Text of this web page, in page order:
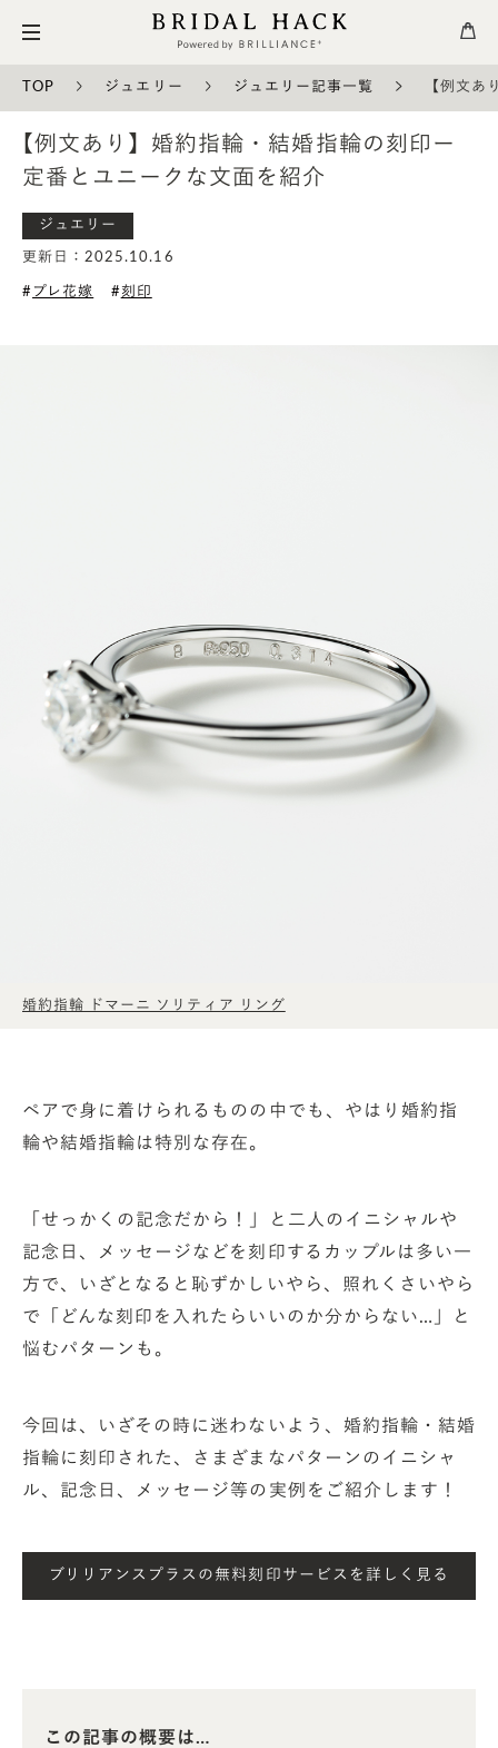
TOP ジュエリー ジュエリー記事一覧 【例文あ
【例文あり】婚約指輪・結婚指輪の刻印ー
定番とユニークな文面を紹介
ジュエリー
更新日：2025.10.16
プレ花嫁 刻印
婚約指輪 ドマーニ ソリティア リング
ペアで身に着けられるものの中でも、やはり婚約指
輪や結婚指輪は特別な存在。
「せっかくの記念だから！」と二人のイニシャルや
記念日、メッセージなどを刻印するカップルは多い一
方で、いざとなると恥ずかしいやら、照れくさいやら
で「どんな刻印を入れたらいいのか分からない…」と
悩むパターンも。
今回は、いざその時に迷わないよう、婚約指輪・結婚
指輪に刻印された、さまざまなパターンのイニシャ
ル、記念日、メッセージ等の実例をご紹介します！
ブリリアンスプラスの無料刻印サービスを詳しく見る
この記事の概要は…